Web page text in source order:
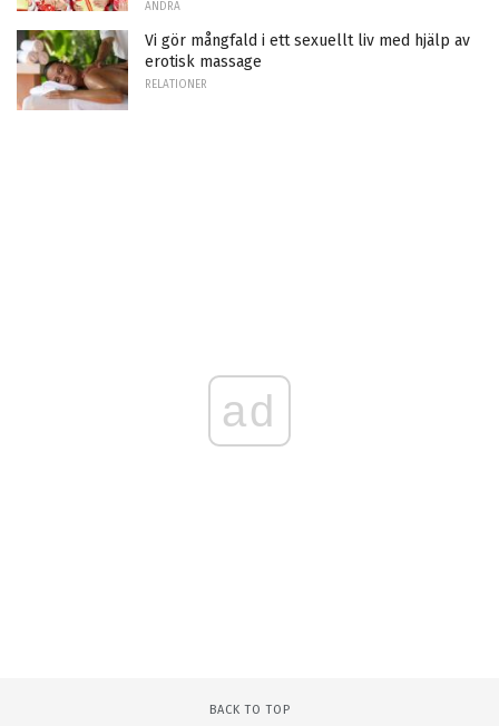
ANDRA
Vi gör mångfald i ett sexuellt liv med hjälp av
erotisk massage
RELATIONER
ad
BACK TO TOP